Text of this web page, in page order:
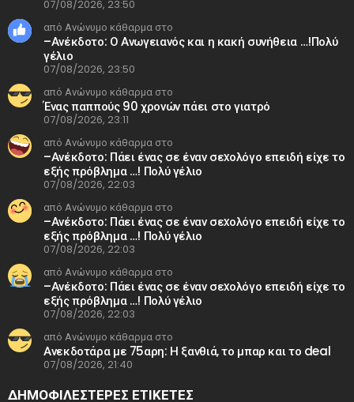
07/08/2026, 23:50
από Ανώνυμο κάθαρμα στο
–Ανέκδοτο: Ο Ανωγειανός και η κακή συνήθεια …!Πολύ
γέλιο
07/08/2026, 23:50
από Ανώνυμο κάθαρμα στο
Ένας παππούς 90 χρονών πάει στο γιατρό
07/08/2026, 23:11
από Ανώνυμο κάθαρμα στο
–Ανέκδοτο: Πάει ένας σε έναν σεxολόγο επειδή είχε το
εξής πρόβλημα …! Πολύ γέλιο
07/08/2026, 22:03
από Ανώνυμο κάθαρμα στο
–Ανέκδοτο: Πάει ένας σε έναν σεxολόγο επειδή είχε το
εξής πρόβλημα …! Πολύ γέλιο
07/08/2026, 22:03
από Ανώνυμο κάθαρμα στο
–Ανέκδοτο: Πάει ένας σε έναν σεxολόγο επειδή είχε το
εξής πρόβλημα …! Πολύ γέλιο
07/08/2026, 22:03
από Ανώνυμο κάθαρμα στο
Ανεκδοτάρα με 75αρη: Η ξανθιά, το μπαρ και το deal
07/08/2026, 21:40
ΔΗΜΟΦΙΛΕΣΤΕΡΕΣ ΕΤΙΚΈΤΕΣ